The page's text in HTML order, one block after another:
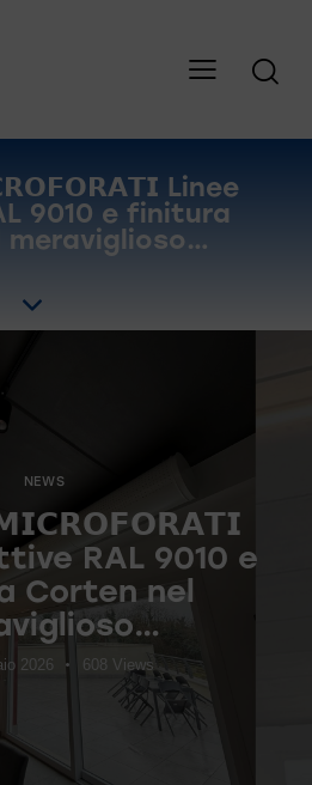
Linee
9010 e finitura
meraviglioso…
NEWS
RAL 9010 e
Corten nel
2026 608 Views